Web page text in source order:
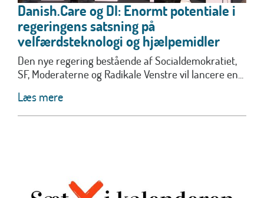
Danish.Care og DI: Enormt potentiale i
regeringens satsning på
velfærdsteknologi og hjælpemidler
Den nye regering bestående af Socialdemokratiet,
SF, Moderaterne og Radikale Venstre vil lancere en...
Læs mere